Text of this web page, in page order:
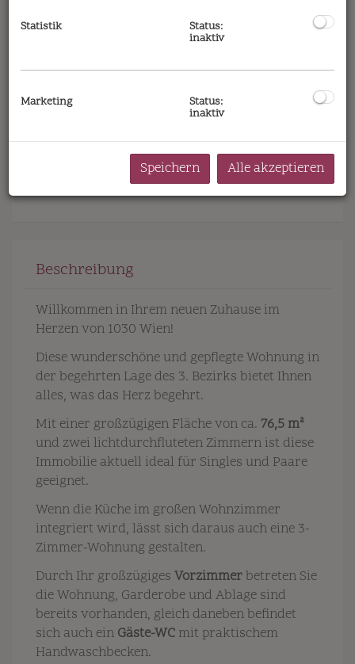
malerischen Pauluspark entfernt, genießen Sie
die Vorzüge einer ruhigen Umgebung mit
bester Infrastruktur. Ärzte, Apotheke, Schulen
während Supermärkte, Bäckereien und ein
Einkaufszentrum für täglichen Komfort
sorgen. Perfekte Anbindung an öffentliche
Verkehrsmittel und Autobahnanschluss
garantieren Mobilität in der ganzen Stadt.
Beschreibung
Willkommen in Ihrem neuen Zuhause im
Herzen von 1030 Wien!
Diese wunderschöne und gepflegte Wohnung in
der begehrten Lage des 3. Bezirks bietet Ihnen
alles, was das Herz begehrt.
Mit einer großzügigen Fläche von ca. 76,5 m²
und zwei lichtdurchfluteten Zimmern ist diese
Immobilie aktuell ideal für Singles und Paare
geeignet.
Wenn die Küche im großen Wohnzimmer
integriert wird, lässt sich daraus auch eine 3-
Zimmer-Wohnung gestalten.
Durch Ihr großzügiges Vorzimmerbetreten Sie
die Wohnung, Garderobe und Ablage sind
bereits vorhanden, gleich daneben befindet
sich auch ein Gäste-WC mit praktischem
Handwaschbecken.
Statistik Status:
inaktiv
Marketing Status:
inaktiv
Speichern Alle akzeptieren